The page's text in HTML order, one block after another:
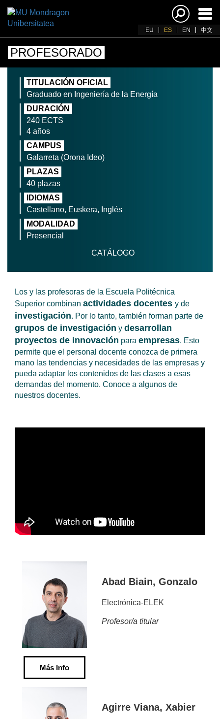
EU ES EN 中文
PROFESORADO
TITULACIÓN OFICIAL
Graduado en Ingeniería de la Energía
DURACIÓN
240 ECTS
4 años
CAMPUS
Galarreta (Orona Ideo)
PLAZAS
40 plazas
IDIOMAS
Castellano, Euskera, Inglés
MODALIDAD
Presencial
CATÁLOGO
Los y las profesoras de la Escuela Politécnica
Superior combinan actividades docentes y de
investigación. Por lo tanto, también forman parte de
grupos de investigación y desarrollan
proyectos de innovación para empresas. Esto
permite que el personal docente conozca de primera
mano las tendencias y necesidades de las empresas y
pueda adaptar los contenidos de las clases a esas
demandas del momento. Conoce a algunos de
nuestros docentes.
Más Info
Abad Biain, Gonzalo
Electrónica-ELEK
Profesor/a titular
Agirre Viana, Xabier